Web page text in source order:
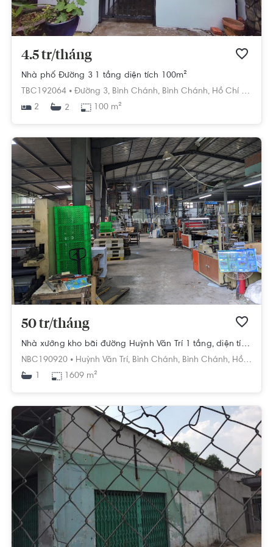
4.5 tr/tháng
Nhà phố Đường 3 1 tầng diện tích 100m²
TBC192064 • Đường 3, Bình Chánh, Bình Chánh, Hồ Chí Minh
2
2 100 m²
50 tr/tháng
Nhà xưởng kho bãi đường Huỳnh Văn Trí 1 tầng, diện tích 1609m²
NBC190920 • Huỳnh Văn Trí, Bình Chánh, Bình Chánh, Hồ Chí Minh
1
1609 m²